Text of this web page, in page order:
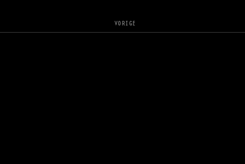
VORIGE